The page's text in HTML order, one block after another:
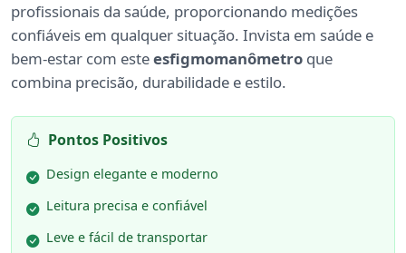
profissionais da saúde, proporcionando medições
confiáveis em qualquer situação. Invista em saúde e
bem-estar com esteesfigmomanômetro que
combina precisão, durabilidade e estilo.
Pontos Positivos
Design elegante e moderno
Leitura precisa e confiável
Leve e fácil de transportar